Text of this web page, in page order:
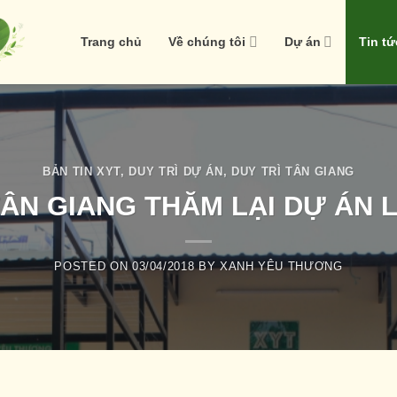
Trang chủ Về chúng tôi Dự án Tin
BẢN TIN XYT, DUY TRÌ DỰ ÁN , DUY TRÌ TÂN GIANG
GIANG THĂM LẠI DỰ ÁN
POSTED ON03/04/2018 BYXANH YÊU THƯƠNG